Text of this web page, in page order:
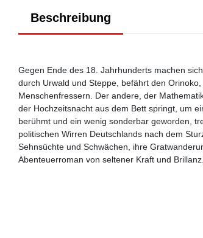
Beschreibung
Gegen Ende des 18. Jahrhunderts machen
durch Urwald und Steppe, befährt den
Menschenfressern. Der andere, der
der Hochzeitsnacht aus dem Bett springt, um
berühmt und ein wenig sonderbar geworden,
politischen Wirren Deutschlands nach dem
Sehnsüchte und Schwächen, ihre
Abenteuerroman von seltener Kraft und